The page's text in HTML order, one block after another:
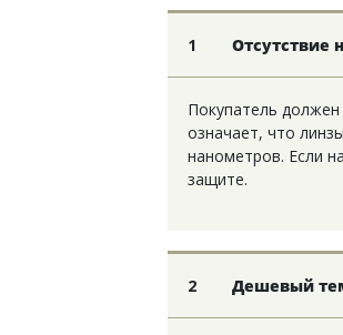
1 Отсутствие
Покупатель должен
означает, что
нанометров. Если
защите.
2 Дешевый